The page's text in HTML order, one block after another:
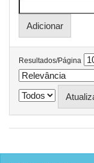
Resultados/Página